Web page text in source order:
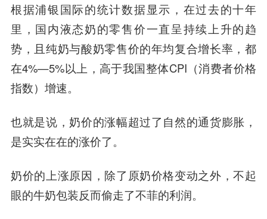
根据浦银国际的统计数据显示，在过去的十年
里，国内液态奶的零售价一直呈持续上升的趋
势，且纯奶与酸奶零售价的年均复合增长率，都
在4%—5%以上，高于我国整体CPI（消费者价格
指数）增速。
也就是说，奶价的涨幅超过了自然的通货膨胀，
是实实在在的涨价了。
奶价的上涨原因，除了原奶价格变动之外，不起
眼的牛奶包装反而偷走了不菲的利润。